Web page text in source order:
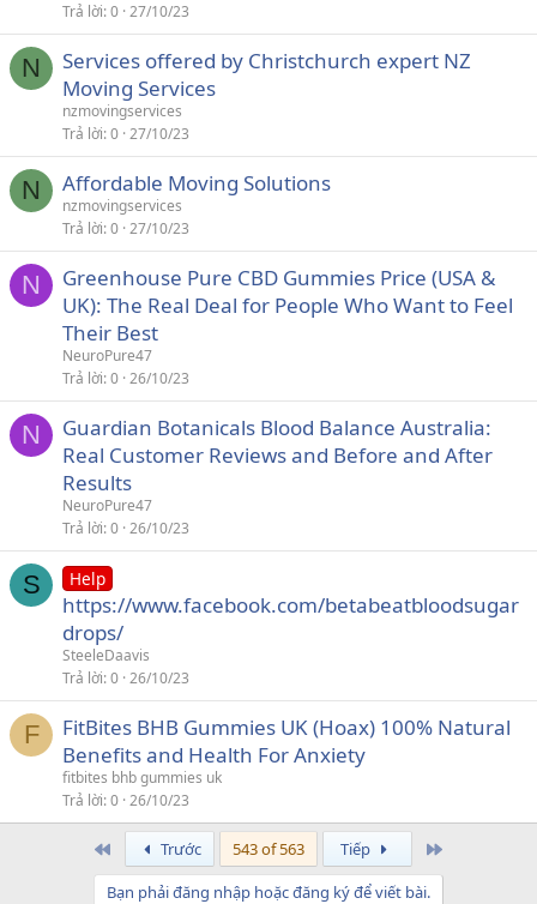
Trả lời 0 27/10/23
N
Services offered by Christchurch expert NZ
Moving Services
nzmovingservices
Trả lời 0 27/10/23
N Affordable Moving Solutions
nzmovingservices
Trả lời 0 27/10/23
N
Greenhouse Pure CBD Gummies Price (USA &
UK): The Real Deal for People Who Want to Feel
Their Best
NeuroPure47
Trả lời 0 26/10/23
N
Guardian Botanicals Blood Balance Australia:
Real Customer Reviews and Before and After
Results
NeuroPure47
Trả lời 0 26/10/23
S Help
https://www.facebook.com/betabeatbloodsugar
drops/
SteeleDaavis
Trả lời 0 26/10/23
F
FitBites BHB Gummies UK (Hoax) 100% Natural
Benefits and Health For Anxiety
fitbites bhb gummies uk
Trả lời 0 26/10/23
Trước 543 of 563 Tiếp
Bạn phải đăng nhập hoặc đăng ký để viết bài.